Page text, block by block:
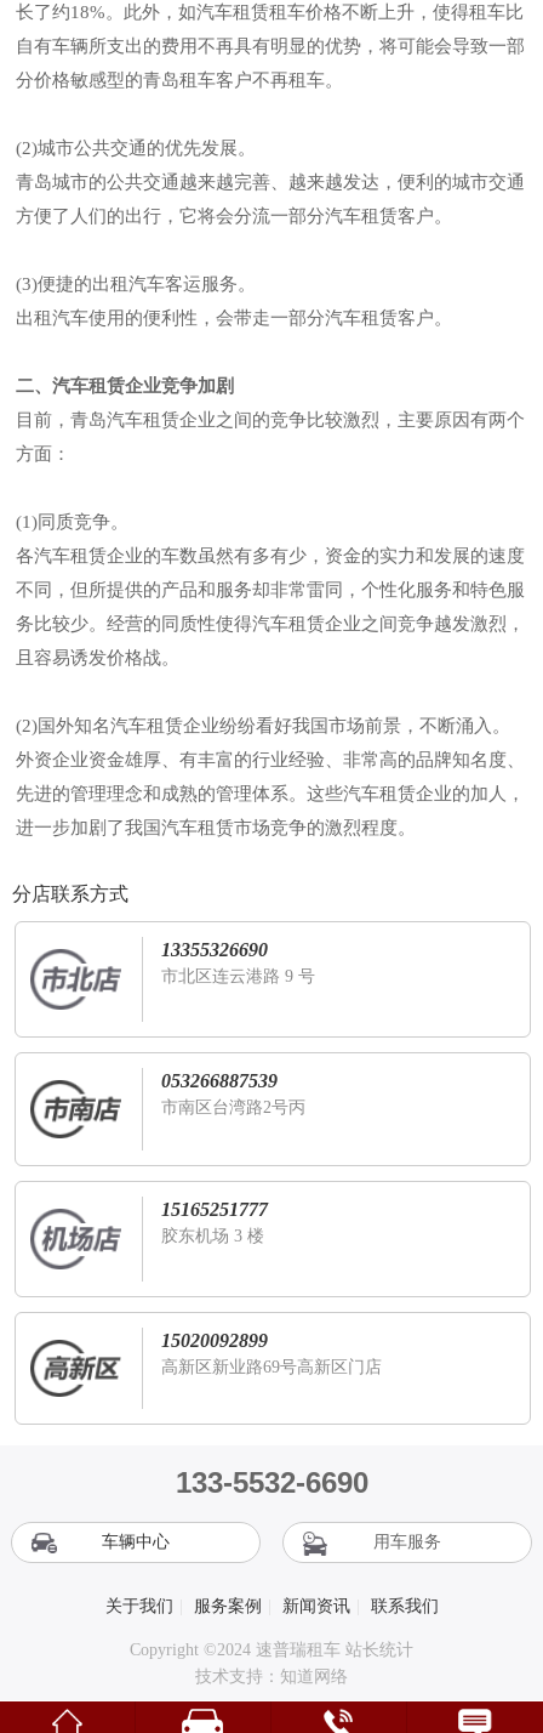
长了约18%。此外，如汽车租赁租车价格不断上升，使得租车比
自有车辆所支出的费用不再具有明显的优势，将可能会导致一部
分价格敏感型的青岛租车客户不再租车。
(2)城市公共交通的优先发展。
青岛城市的公共交通越来越完善、越来越发达，便利的城市交通
方便了人们的出行，它将会分流一部分汽车租赁客户。
(3)便捷的出租汽车客运服务。
出租汽车使用的便利性，会带走一部分汽车租赁客户。
二、汽车租赁企业竞争加剧
目前，青岛汽车租赁企业之间的竞争比较激烈，主要原因有两个
方面：
(1)同质竞争。
各汽车租赁企业的车数虽然有多有少，资金的实力和发展的速度
不同，但所提供的产品和服务却非常雷同，个性化服务和特色服
务比较少。经营的同质性使得汽车租赁企业之间竞争越发激烈，
且容易诱发价格战。
(2)国外知名汽车租赁企业纷纷看好我国市场前景，不断涌入。
外资企业资金雄厚、有丰富的行业经验、非常高的品牌知名度、
先进的管理理念和成熟的管理体系。这些汽车租赁企业的加人，
进一步加剧了我国汽车租赁市场竞争的激烈程度。
分店联系方式
13355326690
市北区连云港路 9 号
053266887539
市南区台湾路2号丙
15165251777
胶东机场 3 楼
15020092899
高新区新业路69号高新区门店
133-5532-6690
车辆中心 用车服务
关于我们 服务案例 新闻资讯 联系我们
Copyright ©2024 速普瑞租车 站长统计
技术支持： 知道网络